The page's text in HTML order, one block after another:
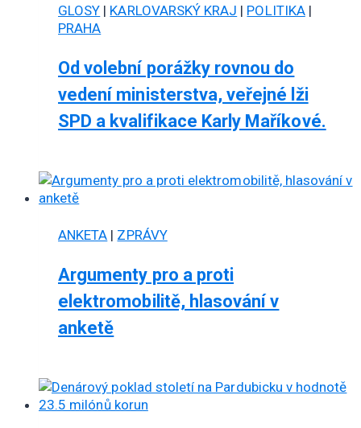
GLOSY | KARLOVARSKÝ KRAJ | POLITIKA|
PRAHA
Od volební porážky rovnou do
vedení ministerstva, veřejné lži
SPD a kvalifikace Karly Maříkové.
ANKETA | ZPRÁVY
Argumenty pro a proti
elektromobilitě, hlasování v
anketě